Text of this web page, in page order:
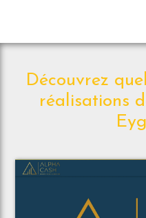
Découvrez
réalisations